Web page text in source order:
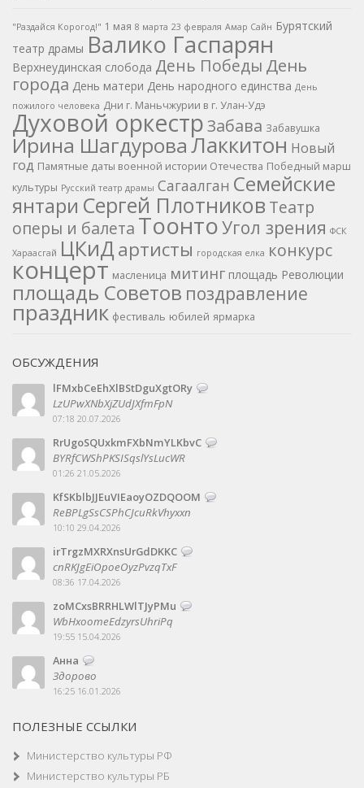
"Раздайся Корогод!" 1 мая 8 марта 23 февраля Амар Сайн Бурятский
театр драмы Валико Гаспарян
Верхнеудинская слобода День Победы День
города День матери День народного единства День
пожилого человека Дни г. Маньчжурии в г. Улан-Удэ
Духовой оркестрЗабава Забавушка
Ирина ШагдуроваЛаккитон Новый
год Памятные даты военной истории Отечества Победный марш
культуры Русский театр драмы Сагаалган Семейские
янтари Сергей Плотников Театр
оперы и балета ТоонтоУгол зрения ФСК
Хараасгай ЦКиДартисты городская елка конкурс
концерт масленица митинг площадь Революции
площадь Советов поздравление
праздник фестиваль юбилей ярмарка
ОБСУЖДЕНИЯ
lFMxbCeEhXlBStDguXgtORy
LzUPwXNbXjZUdJXfmFpN
07:18 20.07.2026
RrUgoSQUxkmFXbNmYLKbvC
BYRfCWShPKSISqslYsLucWR
01:26 21.05.2026
KfSKblbJJEuVIEaoyOZDQOOM
ReBPLgSsCSPhCJcuRkVhyxxn
10:10 29.04.2026
irTrgzMXRXnsUrGdDKKC
cnRKJgEiOpoeOyzPvzqTxF
08:36 17.04.2026
zoMCxsBRRHLWlTJyPMu
WbHxoomeEdzyrsUhriPq
19:55 15.04.2026
Анна
Здорово
16:25 16.01.2026
ПОЛЕЗНЫЕ ССЫЛКИ
Министерство культуры РФ
Министерство культуры РБ